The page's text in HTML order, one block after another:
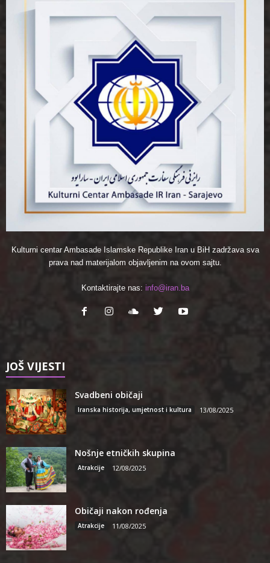
Kulturni centar Ambasade Islamske Republike Iran u BiH zadržava sva
prava nad materijalom objavljenim na ovom sajtu.
Kontaktirajte nas: info@iran.ba
JOŠ VIJESTI
Svadbeni običaji
Iranska historija, umjetnost i kultura 13/08/2025
Nošnje etničkih skupina
Atrakcije 12/08/2025
Običaji nakon rođenja
Atrakcije 11/08/2025